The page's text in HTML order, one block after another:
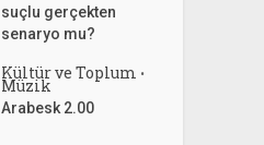
suçlu gerçekten
senaryo mu?
Kültür ve Toplum •
Müzik
Arabesk 2.00